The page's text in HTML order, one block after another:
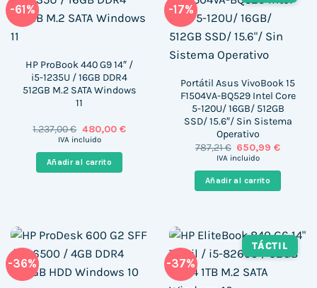
-61%
HP ProBook 440 G9 14″ /
i5-1235U / 16GB DDR4
512GB M.2 SATA Windows
11
1.237,00€ El
precio
era:
1.237,00 €.
480,00 €El
IVA incluido
Añadir al carrito
-17%
Portátil Asus VivoBook 15
F1504VA-BQ529 Intel Core
5-120U/ 16GB/ 512GB
SSD/ 15.6″/ Sin Sistema
Operativo
787,21€ El
precio
era:
787,21 €.
650,99€El
es:
650,99
IVA incluido
Añadir al carrito
-36% -37%
TÁCTIL